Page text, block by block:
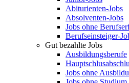
Abiturienten-Jobs
Absolventen-Jobs
Jobs ohne
Berufseinsteiger-
Gut bezahlte Jobs
Ausbildungsberufe
Jobs ohne